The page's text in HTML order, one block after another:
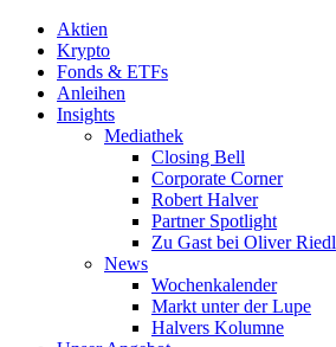
Aktien
Krypto
Fonds & ETFs
Anleihen
Insights
Mediathek
Closing Bell
Corporate Corner
Robert Halver
Partner Spotlight
Zu Gast bei Oliver Riedl
News
Wochenkalender
Markt unter der Lupe
Halvers Kolumne